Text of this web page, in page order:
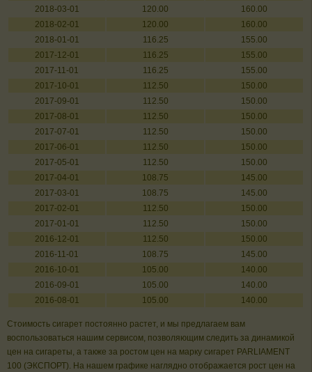
2018-03-01
120.00
160.00
2018-02-01
120.00
160.00
2018-01-01
116.25
155.00
2017-12-01
116.25
155.00
2017-11-01
116.25
155.00
2017-10-01
112.50
150.00
2017-09-01
112.50
150.00
2017-08-01
112.50
150.00
2017-07-01
112.50
150.00
2017-06-01
112.50
150.00
2017-05-01
112.50
150.00
2017-04-01
108.75
145.00
2017-03-01
108.75
145.00
2017-02-01
112.50
150.00
2017-01-01
112.50
150.00
2016-12-01
112.50
150.00
2016-11-01
108.75
145.00
2016-10-01
105.00
140.00
2016-09-01
105.00
140.00
2016-08-01
105.00 140.00
Стоимость сигарет постоянно растет, и мы предлагаем вам
воспользоваться нашим сервисом, позволяющим следить за динамикой
цен на сигареты, а также за ростом цен на марку сигарет PARLIAMENT
100 (ЭКСПОРТ). На нашем графике наглядно отображается рост цен на